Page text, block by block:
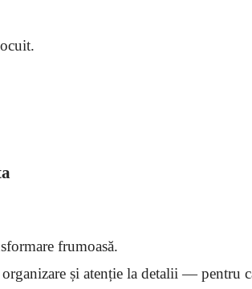
frumoasă.
și atenție la detalii — pentru